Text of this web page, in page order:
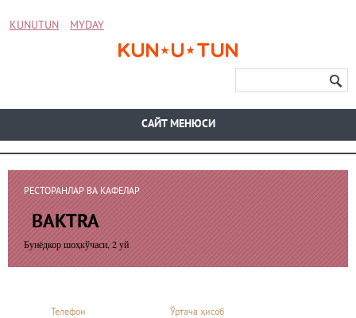
KUNUTUN MYDAY
CАЙТ МЕНЮСИ
РЕСТОРАНЛАР ВА КАФЕЛАР
BAKTRA
Бунёдкор шоҳкўчаси, 2 уй
Телефон
Ўртача ҳисоб